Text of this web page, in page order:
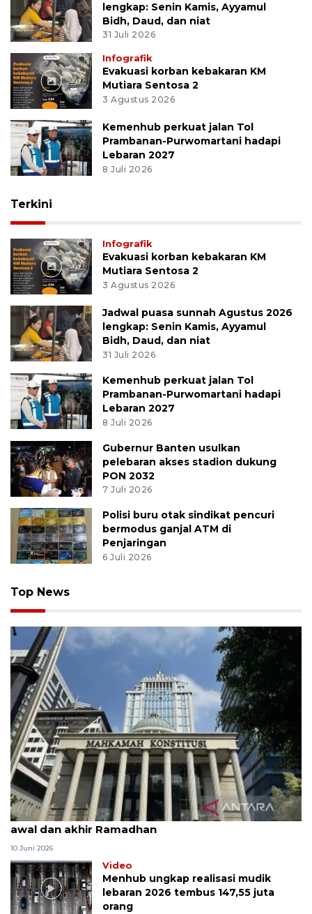
lengkap: Senin Kamis, Ayyamul
Bidh, Daud, dan niat
31 Juli 2026
Infografik
Evakuasi korban kebakaran KM
Mutiara Sentosa 2
3 Agustus 2026
Kemenhub perkuat jalan Tol
Prambanan-Purwomartani hadapi
Lebaran 2027
8 Juli 2026
Terkini
Infografik
Evakuasi korban kebakaran KM
Mutiara Sentosa 2
3 Agustus 2026
Jadwal puasa sunnah Agustus 2026
lengkap: Senin Kamis, Ayyamul
Bidh, Daud, dan niat
31 Juli 2026
Kemenhub perkuat jalan Tol
Prambanan-Purwomartani hadapi
Lebaran 2027
8 Juli 2026
Gubernur Banten usulkan
pelebaran akses stadion dukung
PON 2032
7 Juli 2026
Polisi buru otak sindikat pencuri
bermodus ganjal ATM di
Penjaringan
6 Juli 2026
Top News
MK uji materi UU Peradilan Agama perihal isbat
awal dan akhir Ramadhan
10 Juni 2026
Video
Menhub ungkap realisasi mudik
lebaran 2026 tembus 147,55 juta
orang